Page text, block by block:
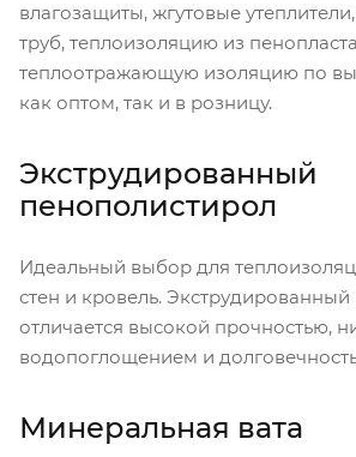
влагозащиты, жгутовые
труб, теплоизоляцию из
теплоотражающую изоляцию по
как оптом, так и в розницу.
Экструдированный
пенополистирол
Идеальный выбор для
стен и кровель.
отличается высокой прочностью,
водопоглощением и
Минеральная вата